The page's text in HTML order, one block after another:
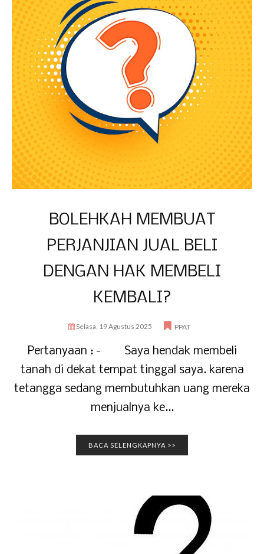
BOLEHKAH MEMBUAT
PERJANJIAN JUAL BELI
DENGAN HAK MEMBELI
KEMBALI?
Selasa, 19 Agustus 2025 PPAT
Pertanyaan : - Saya hendak membeli
tanah di dekat tempat tinggal saya. karena
tetangga sedang membutuhkan uang mereka
menjualnya ke...
BACA SELENGKAPNYA >>